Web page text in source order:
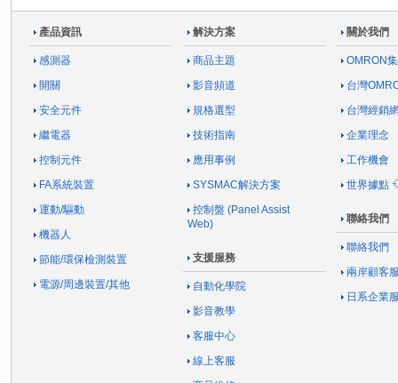
產品資訊
感測器
開關
安全元件
繼電器
控制元件
FA系統裝置
運動/驅動
機器人
節能/環保檢測裝置
電源/周邊裝置/其他
解決方案
商品主題
影音頻道
規格選型
技術指南
應用事例
SYSMAC解決方案
控制盤 (Panel Assist
Web)
支援服務
自動化學院
影音教學
客服中心
線上客服
關於我們
OMRON
台灣
台灣經銷
企業理念
工作機會
世界據點
聯絡我們
聯絡我們
兩岸顧客
日系企業